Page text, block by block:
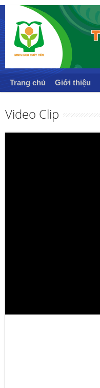
Trang chủ Giới thiệu
Video Clip